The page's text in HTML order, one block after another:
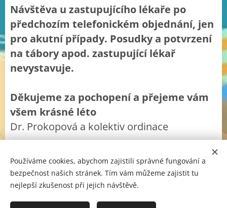
Návštěva u zastupujícího lékaře po
předchozím telefonickém objednání, jen
pro akutní případy. Posudky a potvrzení
na tábory apod. zastupující lékař
nevystavuje.
Děkujeme za pochopení a přejeme vám
všem krásné léto
Dr. Prokopová a kolektiv ordinace
© 2024 Všechna práva vyhrazena
Používáme cookies, abychom zajistili správné fungování a
bezpečnost našich stránek. Tím vám můžeme zajistit tu
nejlepší zkušenost při jejich návštěvě.